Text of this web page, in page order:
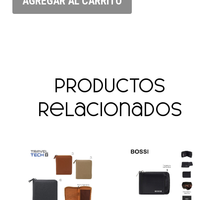
Productos
relacionados